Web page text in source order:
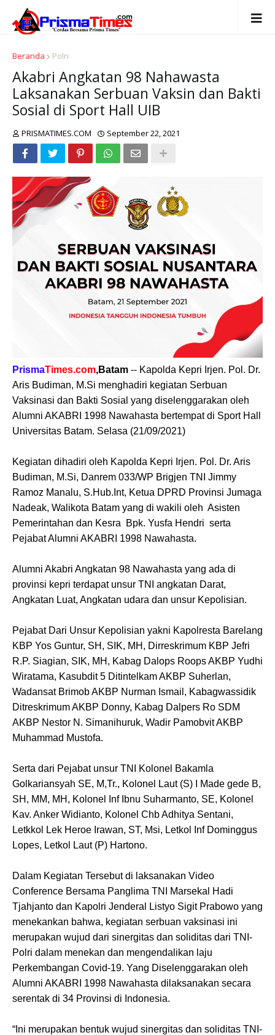
Beranda Polri
Akabri Angkatan 98 Nahawasta
Laksanakan Serbuan Vaksin dan Bakti
Sosial di Sport Hall UIB
PRISMATIMES.COM September 22, 2021
PrismaTimes.com,Batam -- Kapolda Kepri Irjen. Pol. Dr.
Aris Budiman, M.Si menghadiri kegiatan Serbuan
Vaksinasi dan Bakti Sosial yang diselenggarakan oleh
Alumni AKABRI 1998 Nawahasta bertempat di Sport Hall
Universitas Batam. Selasa (21/09/2021)
Kegiatan dihadiri oleh Kapolda Kepri Irjen. Pol. Dr. Aris
Budiman, M.Si, Danrem 033/WP Brigjen TNI Jimmy
Ramoz Manalu, S.Hub.Int, Ketua DPRD Provinsi Jumaga
Nadeak, Walikota Batam yang di wakili oleh Asisten
Pemerintahan dan Kesra Bpk. Yusfa Hendri serta
Pejabat Alumni AKABRI 1998 Nawahasta.
Alumni Akabri Angkatan 98 Nawahasta yang ada di
provinsi kepri terdapat unsur TNI angkatan Darat,
Angkatan Luat, Angkatan udara dan unsur Kepolisian.
Pejabat Dari Unsur Kepolisian yakni Kapolresta Barelang
KBP Yos Guntur, SH, SIK, MH, Dirreskrimum KBP Jefri
R.P. Siagian, SIK, MH, Kabag Dalops Roops AKBP Yudhi
Wiratama, Kasubdit 5 Ditintelkam AKBP Suherlan,
Wadansat Brimob AKBP Nurman Ismail, Kabagwassidik
Ditreskrimum AKBP Donny, Kabag Dalpers Ro SDM
AKBP Nestor N. Simanihuruk, Wadir Pamobvit AKBP
Muhammad Mustofa.
Serta dari Pejabat unsur TNI Kolonel Bakamla
Golkariansyah SE, M,Tr., Kolonel Laut (S) I Made gede B,
SH, MM, MH, Kolonel Inf Ibnu Suharmanto, SE, Kolonel
Kav. Anker Widianto, Kolonel Chb Adhitya Sentani,
Letkkol Lek Heroe Irawan, ST, Msi, Letkol Inf Dominggus
Lopes, Letkol Laut (P) Hartono.
Dalam Kegiatan Tersebut di laksanakan Video
Conference Bersama Panglima TNI Marsekal Hadi
Tjahjanto dan Kapolri Jenderal Listyo Sigit Prabowo yang
menekankan bahwa, kegiatan serbuan vaksinasi ini
merupakan wujud dari sinergitas dan soliditas dari TNI-
Polri dalam menekan dan mengendalikan laju
Perkembangan Covid-19. Yang Diselenggarakan oleh
Alumni AKABRI 1998 Nawahasta dilaksanakan secara
serentak di 34 Provinsi di Indonesia.
“Ini merupakan bentuk wujud sinergitas dan soliditas TNI-